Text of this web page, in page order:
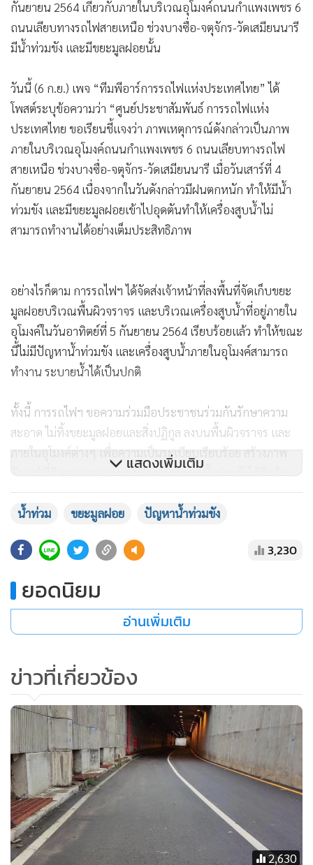
กันยายน 2564 เกี่ยวกับภายในบริเวณอุโมงค์ถนนกำแพงเพชร 6
ถนนเลียบทางรถไฟสายเหนือ ช่วงบางซื่อ-จตุจักร-วัดเสมียนนารี
มีน้ำท่วมขัง และมีขยะมูลฝอยนั้น
วันนี้ (6 ก.ย.) เพจ “ทีมพีอาร์การรถไฟแห่งประเทศไทย” ได้
โพสต์ระบุข้อความว่า “ศูนย์ประชาสัมพันธ์ การรถไฟแห่ง
ประเทศไทย ขอเรียนชี้แจงว่า ภาพเหตุการณ์ดังกล่าวเป็นภาพ
ภายในบริเวณอุโมงค์ถนนกำแพงเพชร 6 ถนนเลียบทางรถไฟ
สายเหนือ ช่วงบางซื่อ-จตุจักร-วัดเสมียนนารี เมื่อวันเสาร์ที่ 4
กันยายน 2564 เนื่องจากในวันดังกล่าวมีฝนตกหนัก ทำให้มีน้ำ
ท่วมขัง และมีขยะมูลฝอยเข้าไปอุดตันทำให้เครื่องสูบน้ำไม่
สามารถทำงานได้อย่างเต็มประสิทธิภาพ
อย่างไรก็ตาม การรถไฟฯ ได้จัดส่งเจ้าหน้าที่ลงพื้นที่จัดเก็บขยะ
มูลฝอยบริเวณพื้นผิวจราจร และบริเวณเครื่องสูบน้ำที่อยู่ภายใน
อุโมงค์ในวันอาทิตย์ที่ 5 กันยายน 2564 เรียบร้อยแล้ว ทำให้ขณะ
นี้ไม่มีปัญหาน้ำท่วมขัง และเครื่องสูบน้ำภายในอุโมงค์สามารถ
ทำงาน ระบายน้ำได้เป็นปกติ
ทั้งนี้ การรถไฟฯ ขอความร่วมมือประชาชนร่วมกันรักษาความ
สะอาด ไม่ทิ้งขยะมูลฝอยและสิ่งปฏิกูล ลงบนพื้นผิวจราจร และ
ภายในอุโมงค์ต่างๆ เพื่อความเป็นระเบียบเรียบร้อย สร้างภาพ
ลักษณ์ที่ดี ตลอดจนสามารถป้องกันปัญหาน้ำท่วมขังได้อีกด้วย
แสดงเพิ่มเติม
น้ำท่วม ขยะมูลฝอย ปัญหาน้ำท่วมขัง
3,230
ยอดนิยม
อ่านเพิ่มเติม
ข่าวที่เกี่ยวข้อง
2,630